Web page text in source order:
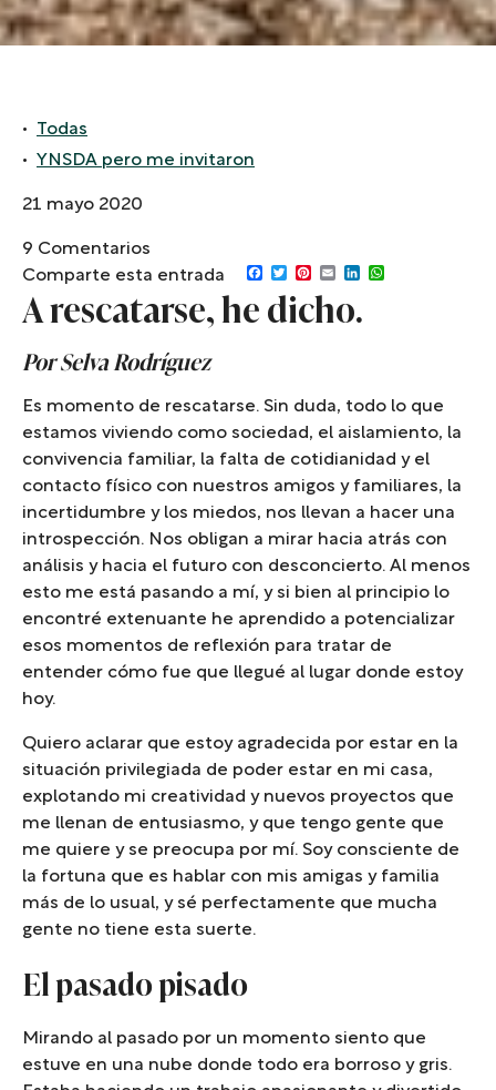
Todas
YNSDA pero me invitaron
21 mayo 2020
9 Comentarios
Comparte esta entrada
Facebook
Twitter
Pinterest
EmailLinkedIn
A rescatarse, he dicho.
Por Selva Rodríguez
Es momento de rescatarse. Sin duda, todo lo que
estamos viviendo como sociedad, el aislamiento, la
convivencia familiar, la falta de cotidianidad y el
contacto físico con nuestros amigos y familiares, la
incertidumbre y los miedos, nos llevan a hacer una
introspección. Nos obligan a mirar hacia atrás con
análisis y hacia el futuro con desconcierto. Al menos
esto me está pasando a mí, y si bien al principio lo
encontré extenuante he aprendido a potencializar
esos momentos de reflexión para tratar de
entender cómo fue que llegué al lugar donde estoy
hoy.
Quiero aclarar que estoy agradecida por estar en la
situación privilegiada de poder estar en mi casa,
explotando mi creatividad y nuevos proyectos que
me llenan de entusiasmo, y que tengo gente que
me quiere y se preocupa por mí. Soy consciente de
la fortuna que es hablar con mis amigas y familia
más de lo usual, y sé perfectamente que mucha
gente no tiene esta suerte.
El pasado pisado
Mirando al pasado por un momento siento que
estuve en una nube donde todo era borroso y gris.